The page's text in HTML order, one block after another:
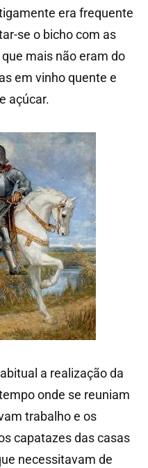
era frequente
se o bicho com as
que mais não eram do
em vinho quente e
açúcar.
a realização da
onde se reuniam
trabalho e os
capatazes das casas
necessitavam de